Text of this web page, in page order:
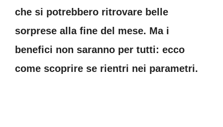
che si potrebbero ritrovare belle
sorprese alla fine del mese. Ma i
benefici non saranno per tutti: ecco
come scoprire se rientri nei parametri.